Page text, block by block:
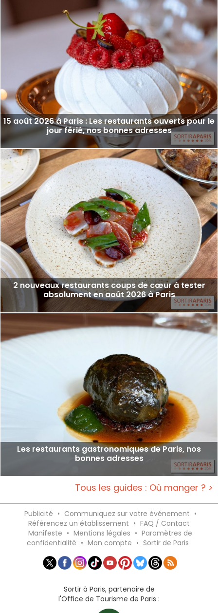
15 août 2026 à Paris : Les restaurants ouverts pour le
jour férié, nos bonnes adresses
2 nouveaux restaurants coups de cœur à tester
absolument en août 2026 à Paris
Les restaurants gastronomiques de Paris, nos
bonnes adresses
Tous les guides : Où manger ? >
Publicité • Communiquez sur votre événement •
Référencez un établissement • FAQ / Contact
Manifeste • Mentions légales • Paramètres de
confidentialité • Mon compte • Sortir de Paris
Sortir à Paris, partenaire de
l'Office de Tourisme de Paris :